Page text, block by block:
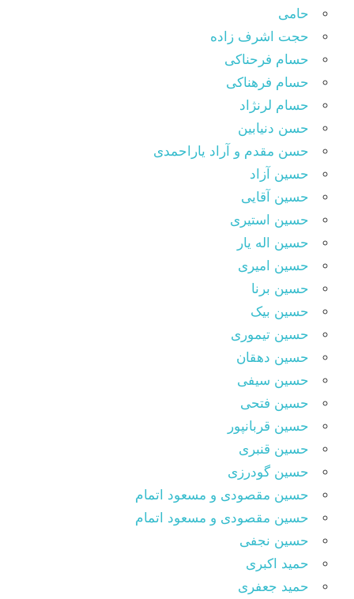
حامی
حجت اشرف زاده
حسام فرحناکی
حسام فرهناکی
حسام لرنژاد
حسن دنیابین
حسن مقدم و آراد یاراحمدی
حسین آزاد
حسین آقایی
حسین استیری
حسین اله یار
حسین امیری
حسین برنا
حسین بیک
حسین تیموری
حسین دهقان
حسین سیفی
حسین فتحی
حسین قربانپور
حسین قنبری
حسین گودرزی
حسین مقصودى و مسعود اتمام
حسین مقصودی و مسعود اتمام
حسین نجفی
حمید اکبری
حمید جعفری